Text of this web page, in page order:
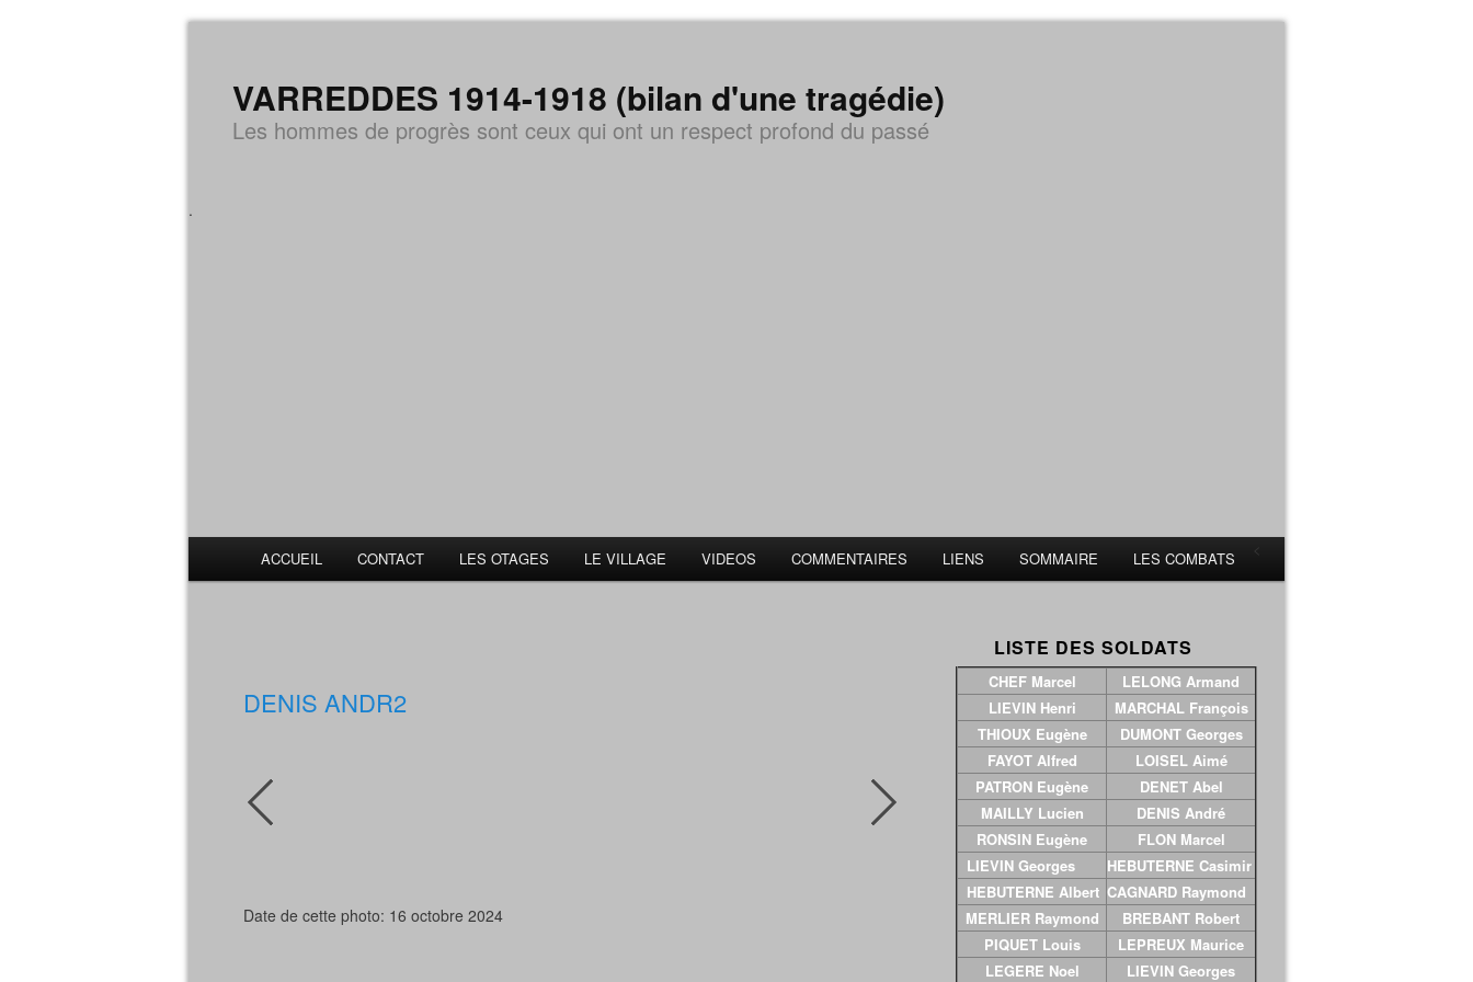
VARREDDES 1914-1918 (bilan d'une tragédie)
Les hommes de progrès sont ceux qui ont un respect profond du passé
.
ACCUEIL CONTACT LES OTAGES LE VILLAGE VIDEOS COMMENTAIRES LIENS SOMMAIRE LES COMBATS
DENIS ANDR2
Date de cette photo: 16 octobre 2024
LISTE DES SOLDATS
CHEF Marcel
LELONG Armand
LIEVIN Henri
MARCHAL François
THIOUX Eugène
DUMONT Georges
FAYOT Alfred
LOISEL Aimé
PATRON Eugène
DENET Abel
MAILLY Lucien
DENIS André
RONSIN Eugène
FLON Marcel
LIEVIN Georges
HEBUTERNE Casimir
HEBUTERNE Albert CAGNARD Raymond
MERLIER Raymond
BREBANT Robert
PIQUET Louis
LEPREUX Maurice
LEGERE Noel
LIEVIN Georges